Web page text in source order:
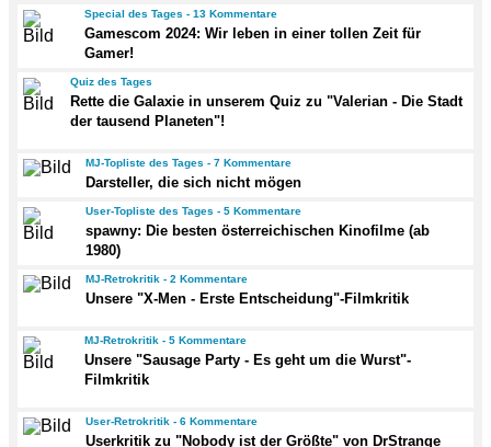
Special des Tages - 13 Kommentare
Gamescom 2024: Wir leben in einer tollen Zeit für
Gamer!
Quiz des Tages
Rette die Galaxie in unserem Quiz zu "Valerian - Die Stadt
der tausend Planeten"!
MJ-Topliste des Tages - 7 Kommentare
Darsteller, die sich nicht mögen
User-Topliste des Tages - 5 Kommentare
spawny: Die besten österreichischen Kinofilme (ab
1980)
MJ-Retrokritik - 2 Kommentare
Unsere "X-Men - Erste Entscheidung"-Filmkritik
MJ-Retrokritik - 5 Kommentare
Unsere "Sausage Party - Es geht um die Wurst"-
Filmkritik
User-Retrokritik - 6 Kommentare
Userkritik zu "Nobody ist der Größte" von DrStrange